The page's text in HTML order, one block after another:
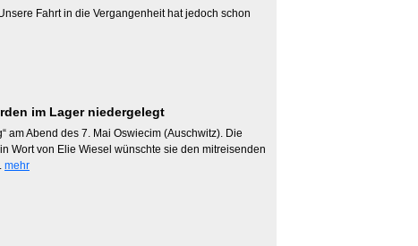
Fahrt in die Vergangenheit hat jedoch schon
im Lager niedergelegt
am Abend des 7. Mai Oswiecim (Auschwitz). Die
Wort von Elie Wiesel wünschte sie den mitreisenden
mehr